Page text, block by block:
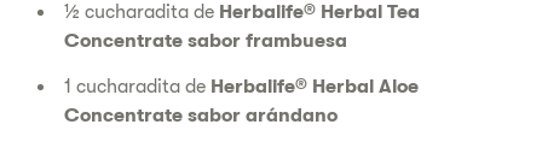
½ cucharadita de Herbalife® Herbal Tea
Concentrate sabor frambuesa
1 cucharadita de Herbalife® Herbal Aloe
Concentrate sabor arándano